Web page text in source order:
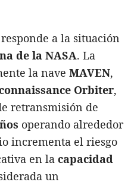
a la situación
de la NASA. La
la nave MAVEN,
Orbiter,
retransmisión de
operando alrededor
incrementa el riesgo
en la capacidad
un